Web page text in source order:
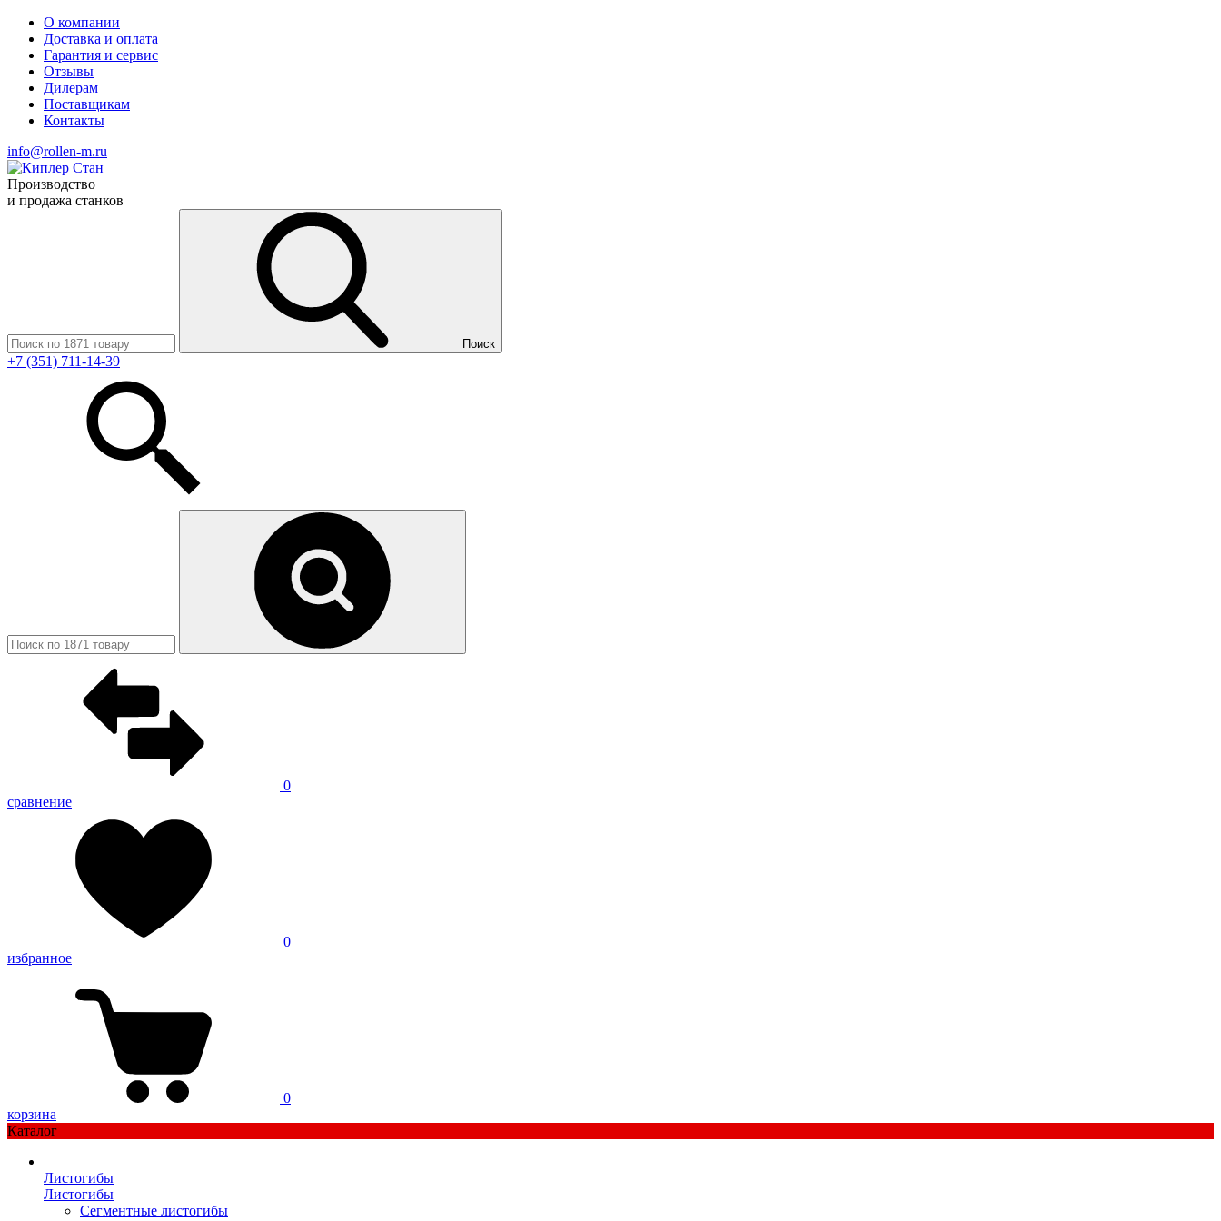
О компании
Доставка и оплата
Гарантия и сервис
Отзывы
Дилерам
Поставщикам
Контакты
info@rollen-m.ru
Производство
и продажа станков
Поиск
+7 (351) 711-14-39
0
сравнение
0
избранное
0
корзина
Каталог
Листогибы
Листогибы
Сегментные листогибы